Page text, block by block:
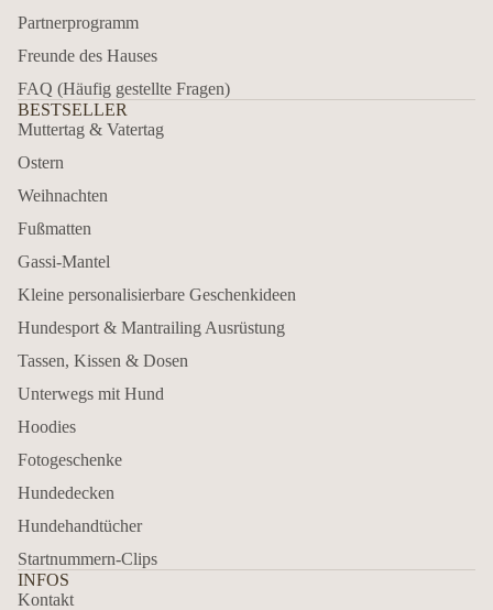
Partnerprogramm
Freunde des Hauses
FAQ (Häufig gestellte Fragen)
BESTSELLER
Muttertag & Vatertag
Ostern
Weihnachten
Fußmatten
Gassi-Mantel
Kleine personalisierbare Geschenkideen
Hundesport & Mantrailing Ausrüstung
Tassen, Kissen & Dosen
Unterwegs mit Hund
Hoodies
Fotogeschenke
Hundedecken
Hundehandtücher
Startnummern-Clips
INFOS
Kontakt